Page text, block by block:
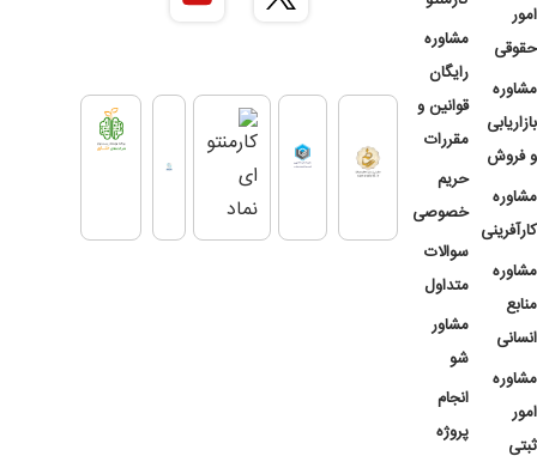
امور
حقوقی
مشاوره
بازاریابی
و فروش
مشاوره
کارآفرینی
مشاوره
منابع
انسانی
مشاوره
امور
ثبتی
مشاوره
رایگان
قوانین و
مقررات
حریم
خصوصی
سوالات
متداول
مشاور
شو
انجام
پروژه